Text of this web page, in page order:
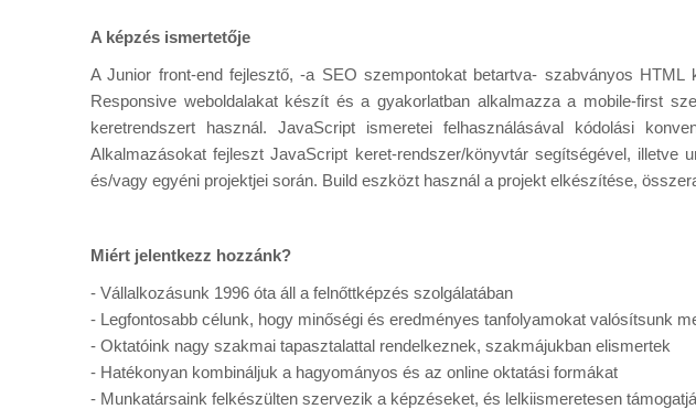
A képzés ismertetője
A Junior front-end fejlesztő, -a SEO szempontokat betartva- szabványos
Responsive weboldalakat készít és a gyakorlatban alkalmazza a mobile-first
keretrendszert használ. JavaScript ismeretei felhasználásával kódolási
Alkalmazásokat fejleszt JavaScript keret-rendszer/könyvtár segítségével,
és/vagy egyéni projektjei során. Build eszközt használ a projekt elkészítése,
Miért jelentkezz hozzánk?
- Vállalkozásunk 1996 óta áll a felnőttképzés szolgálatában
- Legfontosabb célunk, hogy minőségi és eredményes tanfolyamokat valósítsunk
- Oktatóink nagy szakmai tapasztalattal rendelkeznek, szakmájukban elismertek
- Hatékonyan kombináljuk a hagyományos és az online oktatási formákat
- Munkatársaink felkészülten szervezik a képzéseket, és lelkiismeretesen